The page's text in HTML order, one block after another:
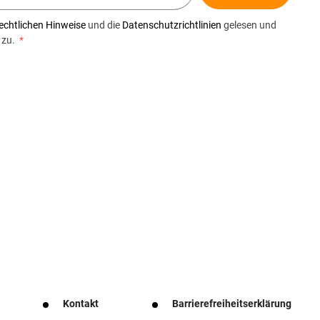
Hinweise und die Datenschutzrichtlinien gelesen und
*
Kontakt Barrierefreiheitserklärung